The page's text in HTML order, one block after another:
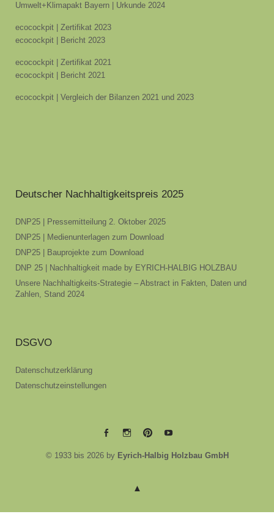
Umwelt+Klimapakt Bayern | Urkunde 2024
ecocockpit | Zertifikat 2023
ecocockpit | Bericht 2023
ecocockpit | Zertifikat 2021
ecocockpit | Bericht 2021
ecocockpit | Vergleich der Bilanzen 2021 und 2023
Deutscher Nachhaltigkeitspreis 2025
DNP25 | Pressemitteilung 2. Oktober 2025
DNP25 | Medienunterlagen zum Download
DNP25 | Bauprojekte zum Download
DNP 25 | Nachhaltigkeit made by EYRICH-HALBIG HOLZBAU
Unsere Nachhaltigkeits-Strategie – Abstract in Fakten, Daten und
Zahlen, Stand 2024
DSGVO
Datenschutzerklärung
Datenschutzeinstellungen
EYRICH-EYRICH-EYRICH-EYRICH-
© 1933 bis 2026 by Eyrich-Halbig Holzbau GmbH